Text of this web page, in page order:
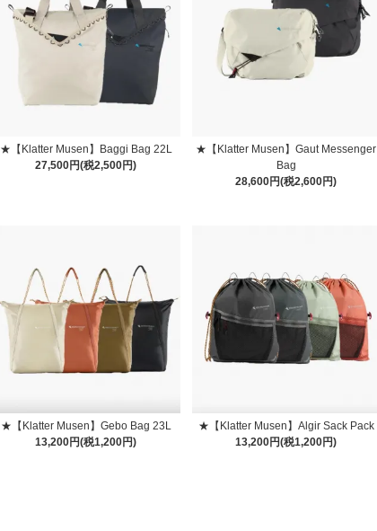
★【Klatter Musen】Baggi Bag 22L
27,500円(税2,500円)
★【Klatter Musen】Gaut Messenger
Bag
28,600円(税2,600円)
★【Klatter Musen】Gebo Bag 23L
13,200円(税1,200円)
★【Klatter Musen】Algir Sack Pack
13,200円(税1,200円)